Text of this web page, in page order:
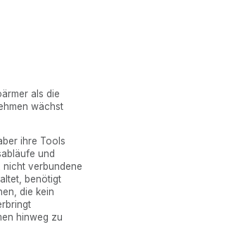
als die
wächst
ihre Tools
und
nicht verbundene
benötigt
die kein
hinweg zu